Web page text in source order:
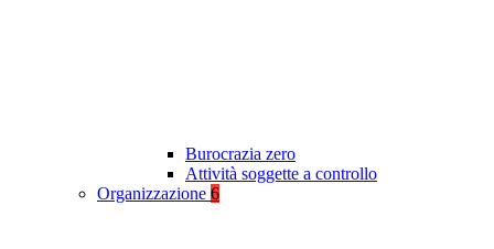
Burocrazia zero
Attività soggette a controllo
Organizzazione 6